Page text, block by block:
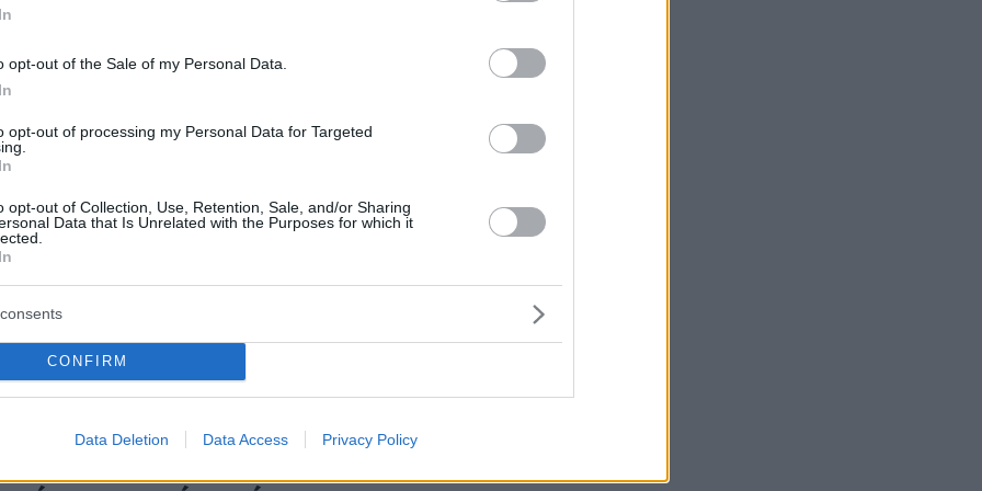
opt-out of the Sale of my Personal Data.
opt-out of processing my Personal Data for Targeted
opt-out of Collection, Use, Retention, Sale, and/or Sharing
Data that Is Unrelated with the Purposes for which it
CONFIRM
Data Deletion Data Access Privacy Policy
Μελισσανίδη το δείπνο
στους παίκτες
Τετάρτης ο τεχνικός της ΑΕΚ έκανε το δείπνο στους
«Εχουμε παίκτες με
Ενωσης επί του Ιωνικού
έψαλλε στους παίκτες του ο
- «Τόσα χρόνια φταίνε οι
1